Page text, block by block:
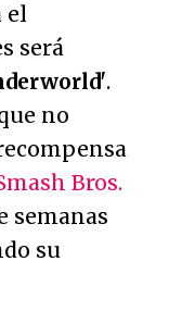
el
será
.
no
Bros.
semanas
su